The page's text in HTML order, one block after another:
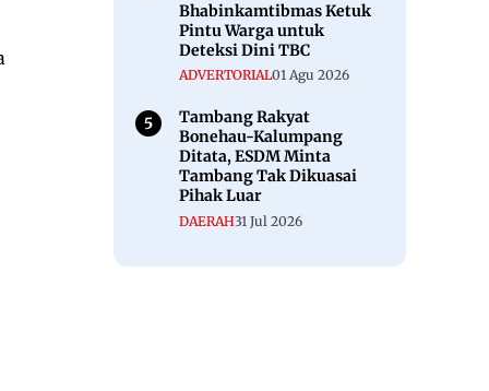
Bhabinkamtibmas Ketuk
Pintu Warga untuk
Deteksi Dini TBC
ADVERTORIAL01 Agu 2026
Tambang Rakyat
Bonehau-Kalumpang
Ditata, ESDM Minta
Tambang Tak Dikuasai
Pihak Luar
DAERAH31 Jul 2026